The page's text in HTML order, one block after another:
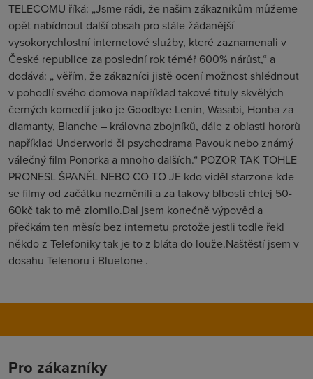
TELECOMU říká: „Jsme rádi, že našim zákazníkům můžeme
opět nabídnout další obsah pro stále žádanější
vysokorychlostní internetové služby, které zaznamenali v
České republice za poslední rok téměř 600% nárůst,“ a
dodává: „ věřím, že zákazníci jistě ocení možnost shlédnout
v pohodlí svého domova například takové tituly skvělých
černých komedií jako je Goodbye Lenin, Wasabi, Honba za
diamanty, Blanche – královna zbojníků, dále z oblasti hororů
například Underworld či psychodrama Pavouk nebo známý
válečný film Ponorka a mnoho dalších.“ POZOR TAK TOHLE
PRONESL ŠPANĚL NEBO CO TO JE kdo viděl starzone kde
se filmy od začátku nezměnili a za takovy blbosti chtej 50-
60kč tak to mě zlomilo.Dal jsem konečně výpověd a
přečkám ten měsíc bez internetu protože jestli todle řekl
někdo z Telefoniky tak je to z bláta do louže.Naštěstí jsem v
dosahu Telenoru i Bluetone .
Pro zákazníky